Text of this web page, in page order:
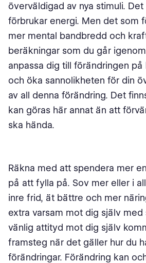
överväldigad av nya stimuli.
förbrukar energi. Men det som
mer mental bandbredd och
beräkningar som du går
anpassa dig till förändringen
och öka sannolikheten för din
av all denna förändring. Det
kan göras här annat än att
ska hända.
Räkna med att spendera mer
på att fylla på. Sov mer eller i
inre frid, ät bättre och mer
extra varsam mot dig själv med
vänlig attityd mot dig själv
framsteg när det gäller hur du
förändringar. Förändring kan